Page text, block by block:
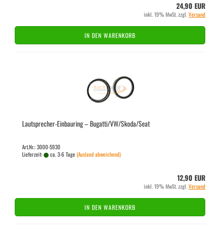
24,90 EUR
inkl. 19% MwSt. zzgl.Versand
IN DEN WARENKORB
Lautsprecher-​​Ein­bau­ring – Bu­gat­ti/VW/Skoda/Seat
Art.Nr.: 3000-5930
Lieferzeit:
ca. 3-6 Tage(Ausland abweichend)
12,90 EUR
inkl. 19% MwSt. zzgl.Versand
IN DEN WARENKORB